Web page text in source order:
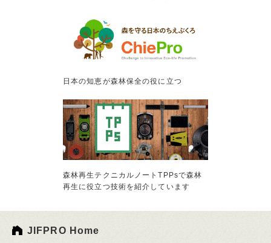
日本の知恵が森林保全の役に立つ
森林再生テクニカルノートTPPsで森林
再生に役立つ技術を紹介しています
JIFPRO Home